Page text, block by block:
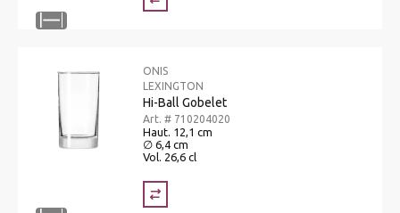
ONIS
LEXINGTON
Hi-Ball Gobelet
Art. # 710204020
Haut. 12,1 cm
∅ 6,4 cm
Vol. 26,6 cl